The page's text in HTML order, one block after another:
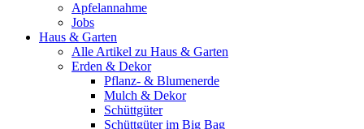
Apfelannahme
Jobs
Haus & Garten
Alle Artikel zu Haus & Garten
Erden & Dekor
Pflanz- & Blumenerde
Mulch & Dekor
Schüttgüter
Schüttgüter im Big Bag